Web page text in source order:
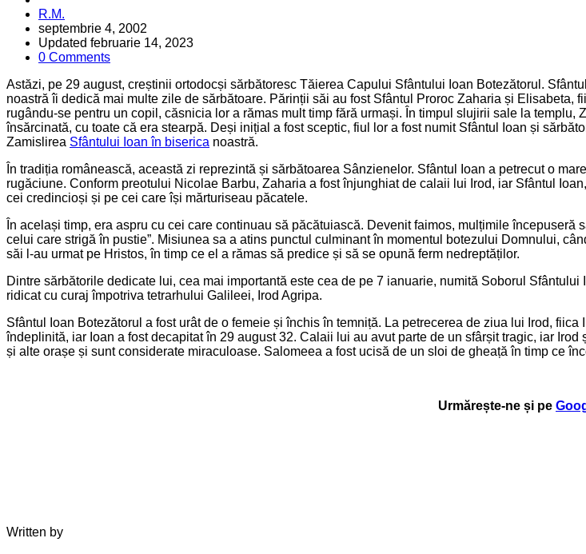
Posted
by
R.M.
septembrie 4, 2002
Updated februarie 14, 2023
0 Comments
Astăzi, pe 29 august, creștinii ortodocși sărbătoresc Tăierea Capului Sfântului Ioan Botezătorul.
noastră îi dedică mai multe zile de sărbătoare. Părinții săi au fost Sfântul Proroc Zaharia și
rugându-se pentru un copil, căsnicia lor a rămas mult timp fără urmași. În timpul slujirii sale la
însărcinată, cu toate că era stearpă. Deși inițial a fost sceptic, fiul lor a fost numit Sfântul Ioan și
Zamislirea Sfântului Ioan în biserica noastră.
În tradiția românească, această zi reprezintă și sărbătoarea Sânzienelor. Sfântul Ioan a petrecut o
rugăciune. Conform preotului Nicolae Barbu, Zaharia a fost înjunghiat de calaii lui Irod, iar Sfântul
cei credincioși și pe cei care își mărturiseau păcatele.
În același timp, era aspru cu cei care continuau să păcătuiască. Devenit faimos, mulțimile
celui care strigă în pustie”. Misiunea sa a atins punctul culminant în momentul botezului Domnului,
săi l-au urmat pe Hristos, în timp ce el a rămas să predice și să se opună ferm nedreptăților.
Dintre sărbătorile dedicate lui, cea mai importantă este cea de pe 7 ianuarie, numită Soborul
ridicat cu curaj împotriva tetrarhului Galileei, Irod Agripa.
Sfântul Ioan Botezătorul a fost urât de o femeie și închis în temniță. La petrecerea de ziua lui Irod,
îndeplinită, iar Ioan a fost decapitat în 29 august 32. Calaii lui au avut parte de un sfârșit tragic, iar
și alte orașe și sunt considerate miraculoase. Salomeea a fost ucisă de un sloi de gheață în timp ce
Urmărește-ne și pe
Written by